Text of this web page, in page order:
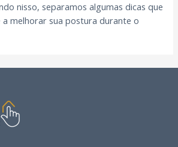
nisso, separamos algumas dicas que
melhorar sua postura durante o